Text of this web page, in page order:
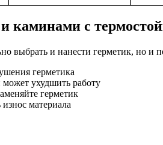
каминами с
и нанести герметик, но и
герметика
ухудшить работу
герметик
материала